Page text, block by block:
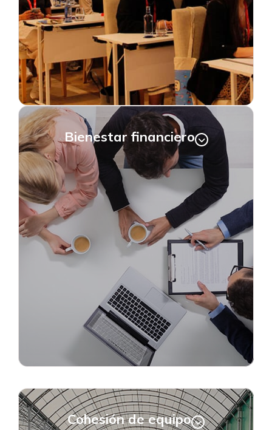
Bienestar financiero
Cohesión de equipo